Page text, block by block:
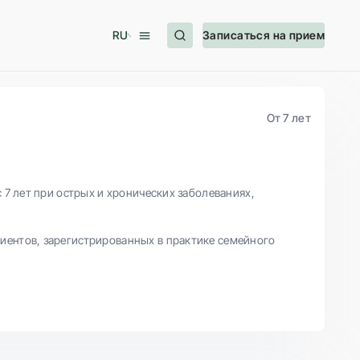
RU Записаться на прием
От 7 лет
лет при острых и хронических заболеваниях,
зарегистрированных в практике семейного